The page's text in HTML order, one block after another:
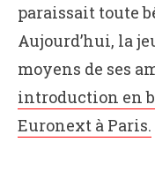
paraissait toute
Aujourd’hui, la
moyens de ses
introduction en
Euronext à Paris.